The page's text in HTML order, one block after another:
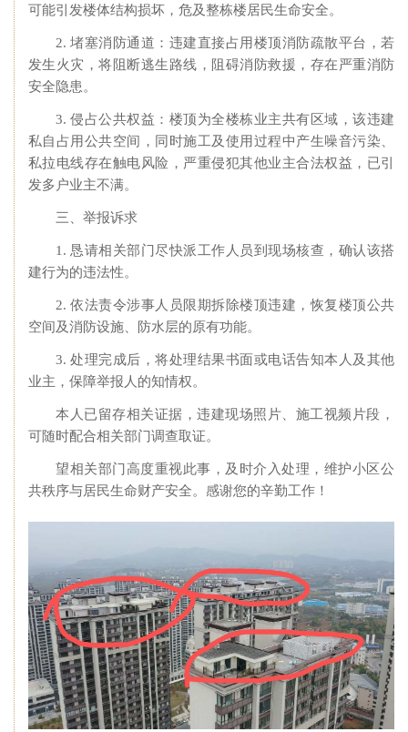
可能引发楼体结构损坏，危及整栋楼居民生命安全。
2. 堵塞消防通道：违建直接占用楼顶消防疏散平台，若
发生火灾，将阻断逃生路线，阻碍消防救援，存在严重消防
安全隐患。
3. 侵占公共权益：楼顶为全楼栋业主共有区域，该违建
私自占用公共空间，同时施工及使用过程中产生噪音污染、
私拉电线存在触电风险，严重侵犯其他业主合法权益，已引
发多户业主不满。
三、举报诉求
1. 恳请相关部门尽快派工作人员到现场核查，确认该搭
建行为的违法性。
2. 依法责令涉事人员限期拆除楼顶违建，恢复楼顶公共
空间及消防设施、防水层的原有功能。
3. 处理完成后，将处理结果书面或电话告知本人及其他
业主，保障举报人的知情权。
本人已留存相关证据，违建现场照片、施工视频片段，
可随时配合相关部门调查取证。
望相关部门高度重视此事，及时介入处理，维护小区公
共秩序与居民生命财产安全。感谢您的辛勤工作！